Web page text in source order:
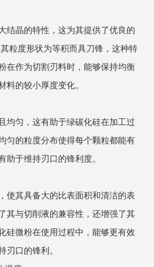
晶的特性，这为其提供了优良的
粒度形状为等积而具刀锋，这种特
在作为切割刃料时，能够保持均衡
料的较小厚度变化。
匀，这有助于绿碳化硅在加工过
匀的粒度分布使得每个颗粒都能有
助于维持刃口的锋利度。
其具备大的比表面积和清洁的表
其与切削液的兼容性，还增强了其
硅微粉在使用过程中，能够更有效
刃口的锋利。